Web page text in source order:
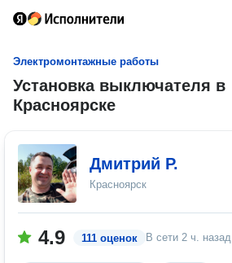
Электромонтажные работы
Установка выключателя в
Красноярске
Дмитрий Р.
Красноярск
4.9 111 оценок В сети 2 ч. назад